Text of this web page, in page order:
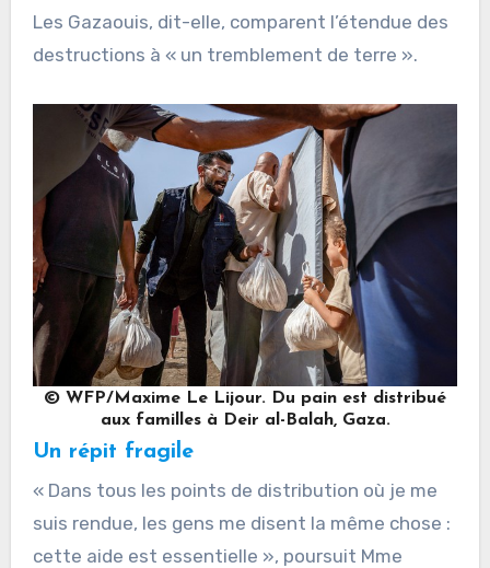
Les Gazaouis, dit-elle, comparent l’étendue des
destructions à « un tremblement de terre ».
© WFP/Maxime Le Lijour. Du pain est distribué
aux familles à Deir al-Balah, Gaza.
Un répit fragile
« Dans tous les points de distribution où je me
suis rendue, les gens me disent la même chose :
cette aide est essentielle », poursuit Mme